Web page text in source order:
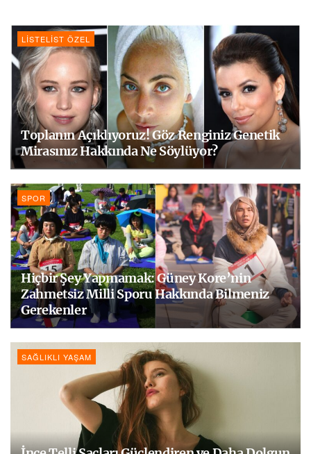
LISTELIST ÖZEL
Toplanın Açıklıyoruz! Göz Renginiz Genetik
Mirasınız Hakkında Ne Söylüyor?
SPOR
Hiçbir Şey Yapmamak: Güney Kore’nin
Zahmetsiz Milli Sporu Hakkında Bilmeniz
Gerekenler
SAĞLIKLI YAŞAM